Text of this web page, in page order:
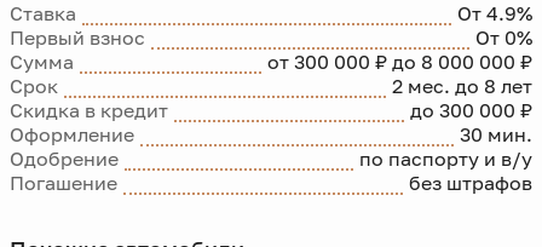
Ставка
От 4.9%
Первый взнос
От 0%
Сумма
от 300 000 ₽ до 8 000 000 ₽
Срок
2 мес. до 8 лет
Скидка в кредит
до 300 000 ₽
Оформление
30 мин.
Одобрение
по паспорту и в/у
Погашение
без штрафов